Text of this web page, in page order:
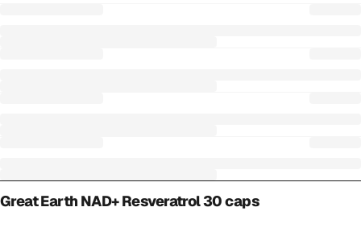
Great Earth NAD+ Resveratrol 30 caps